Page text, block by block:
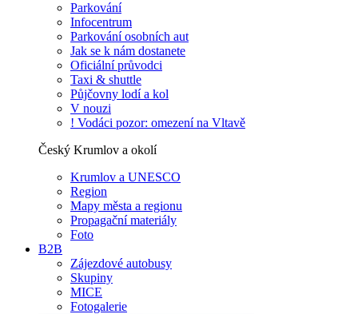
Parkování
Infocentrum
Parkování osobních aut
Jak se k nám dostanete
Oficiální průvodci
Taxi & shuttle
Půjčovny lodí a kol
V nouzi
! Vodáci pozor: omezení na Vltavě
Český Krumlov a okolí
Krumlov a UNESCO
Region
Mapy města a regionu
Propagační materiály
Foto
B2B
Zájezdové autobusy
Skupiny
MICE
Fotogalerie